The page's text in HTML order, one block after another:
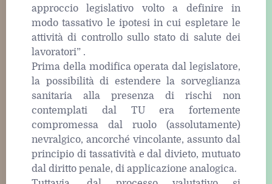
approccio legislativo volto a definire in
modo tassativo le ipotesi in cui espletare le
attività di controllo sullo stato di salute dei
lavoratori” .
Prima della modifica operata dal legislatore,
la possibilità di estendere la sorveglianza
sanitaria alla presenza di rischi non
contemplati dal TU era fortemente
compromessa dal ruolo (assolutamente)
nevralgico, ancorché vincolante, assunto dal
principio di tassatività e dal divieto, mutuato
dal diritto penale, di applicazione analogica.